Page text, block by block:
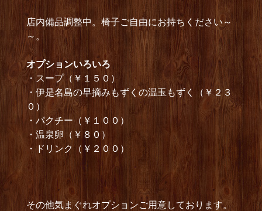
店内備品調整中。椅子ご自由にお持ちください～
～。
オプションいろいろ
・スープ（￥１５０）
・伊是名島の早摘みもずくの温玉もずく（￥２３
０）
・パクチー（￥１００）
・温泉卵（￥８０）
・ドリンク（￥２００）
その他気まぐれオプションご用意しております。